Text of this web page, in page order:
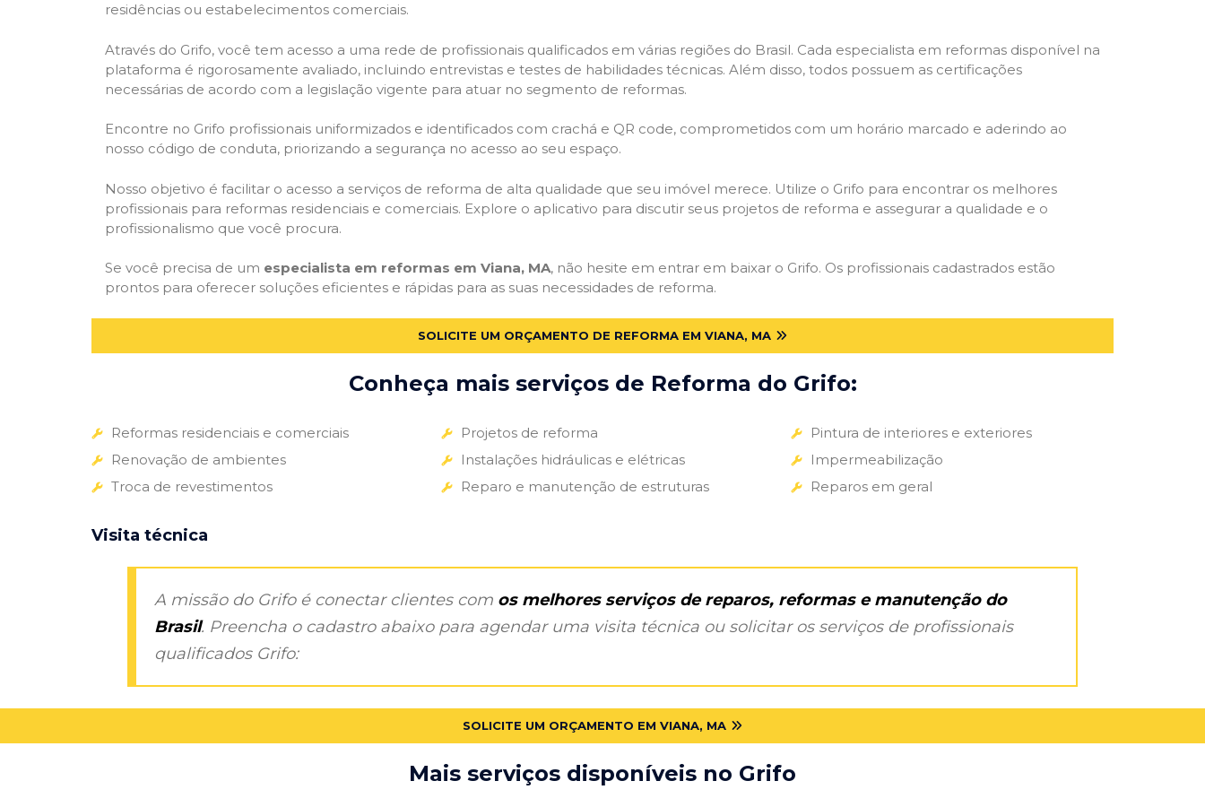
residências ou estabelecimentos comerciais.
Através do Grifo, você tem acesso a uma rede de profissionais qualificados em várias regiões do Brasil. Cada especialista em reformas disponível na
plataforma é rigorosamente avaliado, incluindo entrevistas e testes de habilidades técnicas. Além disso, todos possuem as certificações
necessárias de acordo com a legislação vigente para atuar no segmento de reformas.
Encontre no Grifo profissionais uniformizados e identificados com crachá e QR code, comprometidos com um horário marcado e aderindo ao
nosso código de conduta, priorizando a segurança no acesso ao seu espaço.
Nosso objetivo é facilitar o acesso a serviços de reforma de alta qualidade que seu imóvel merece. Utilize o Grifo para encontrar os melhores
profissionais para reformas residenciais e comerciais. Explore o aplicativo para discutir seus projetos de reforma e assegurar a qualidade e o
profissionalismo que você procura.
Se você precisa de um especialista em reformas em Viana, MA, não hesite em entrar em baixar o Grifo. Os profissionais cadastrados estão
prontos para oferecer soluções eficientes e rápidas para as suas necessidades de reforma.
SOLICITE UM ORÇAMENTO DE REFORMA EM VIANA, MA
Conheça mais serviços de Reforma do Grifo:
Reformas residenciais e comerciais
Renovação de ambientes
Troca de revestimentos
Projetos de reforma
Instalações hidráulicas e elétricas
Reparo e manutenção de estruturas
Pintura de interiores e exteriores
Impermeabilização
Reparos em geral
Visita técnica
A missão do Grifo é conectar clientes com os melhores serviços de reparos, reformas e manutenção do
Brasil. Preencha o cadastro abaixo para agendar uma visita técnica ou solicitar os serviços de profissionais
qualificados Grifo:
SOLICITE UM ORÇAMENTO EM VIANA, MA
Mais serviços disponíveis no Grifo